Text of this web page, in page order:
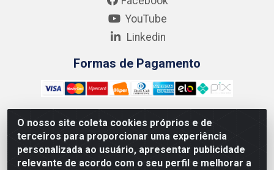
O nosso site coleta cookies próprios e de
terceiros para proporcionar uma experiência
personalizada ao usuário, apresentar publicidade
relevante de acordo com o seu perfil e melhorar a
YouTube
Linkedin
Formas de Pagamento
Kgmlan Distribuidora LTDA - CNPJ 18.217.682/0001-54 - Rua
Pedro de Barros Cavalcante, 58 - Bultrins, Olinda/PE - CEP
53320-110